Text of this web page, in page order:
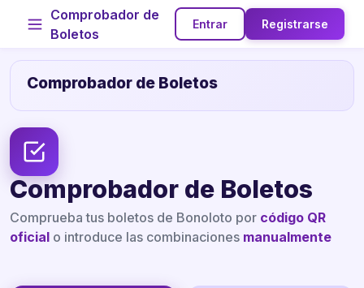
Comprobador de
Boletos
Entrar Registrarse
Comprobador de Boletos
Comprobador de Boletos
Comprueba tus boletos de Bonoloto por código QR
oficial o introduce las combinaciones manualmente